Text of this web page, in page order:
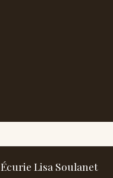
Écurie Lisa Soulanet